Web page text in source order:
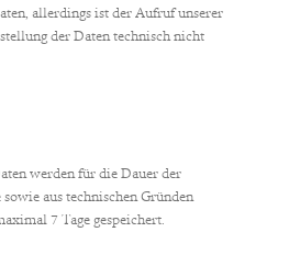
allerdings ist der Aufruf unserer
der Daten technisch nicht
werden für die Dauer der
aus technischen Gründen
7 Tage gespeichert.